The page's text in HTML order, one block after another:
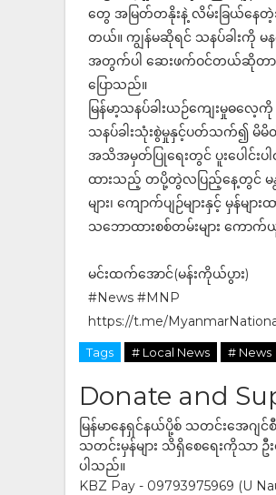
တွေ အမြတ်တနိုးနဲ့ လိမ်းခြယ်နေတဲ့
တယ်။ ကျွန်မဆိုရင် သနပ်ခါးကို မ
အတွက်ပါ ဆေးဖက်ဝင်တယ်ဆိုတာ လူ
ပြောသည်။
မြန်မာ့သနပ်ခါးယဉ်ကျေးမှုဓလ
သနပ်ခါးသုံးစွဲမှုနှင့်ပတ်သက်၍ မိမိ
အသိအမှတ်ပြုရေးတွင် ပူးပေါင်းပ
ထားသည့် တပို့တွဲလပြည့်နေ့တွင် မန္တလ
များ၊ ကျောက်ပျဉ်များနှင့် မှန်မ
သဘောထားစစ်တမ်းများ ကော
မင်းထက်အောင်(မန်းကိုယ်ပွား)
#News #MNP
https://t.me/
Tags # Local News # News
Donate and
မြန်မာနေရှင်နယ်ပို့စ် သတင်းအေဂျ
သတင်းမှန်များ သိရှိစေရေးကိုသာ
ပါသည်။
KBZ Pay - 09793975969 (U